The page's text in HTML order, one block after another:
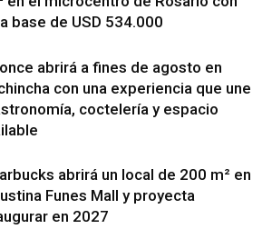
base de USD 534.000
abrirá a fines de agosto en
con una experiencia que une
coctelería y espacio
abrirá un local de 200 m² en
Funes Mall y proyecta
en 2027